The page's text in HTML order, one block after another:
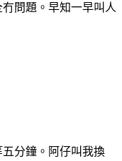
問題。早知一早叫人
分鐘。阿仔叫我換